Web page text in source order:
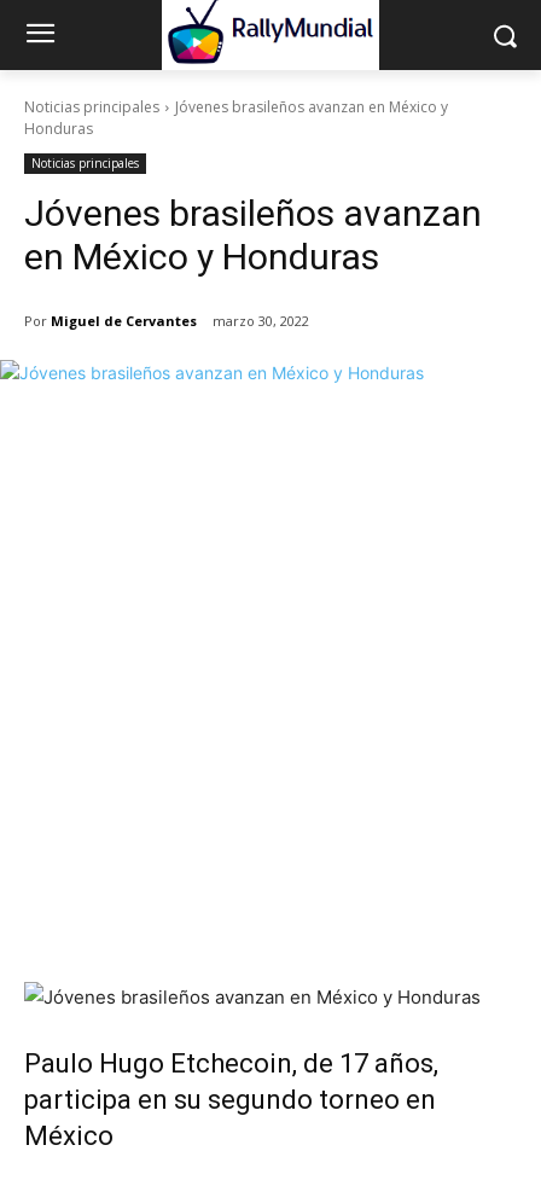
Noticias principales
Jóvenes brasileños avanzan en México y
Honduras
Noticias principales
Jóvenes brasileños avanzan
en México y Honduras
Por Miguel de Cervantes marzo 30, 2022
Paulo Hugo Etchecoin, de 17 años,
participa en su segundo torneo en
México